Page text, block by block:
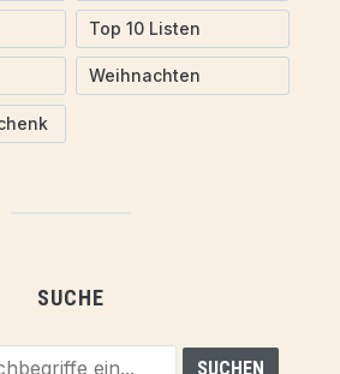
Top 10 Listen
Weihnachten
SUCHE